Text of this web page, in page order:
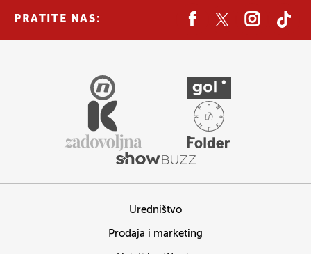
PRATITE NAS:
Uredništvo
Prodaja i marketing